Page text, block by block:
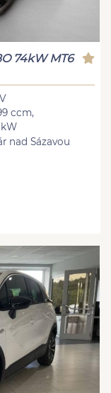
74kW MT6
ccm,
nad Sázavou